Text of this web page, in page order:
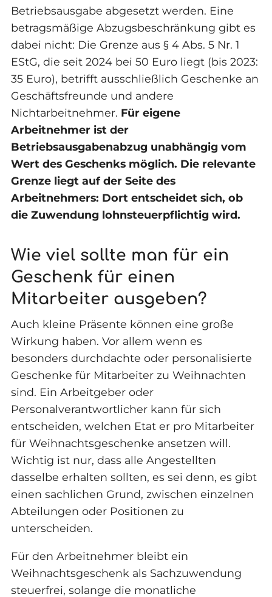
Betriebsausgabe abgesetzt werden. Eine
betragsmäßige Abzugsbeschränkung gibt es
dabei nicht: Die Grenze aus § 4 Abs. 5 Nr. 1
EStG, die seit 2024 bei 50 Euro liegt (bis 2023:
35 Euro), betrifft ausschließlich Geschenke an
Geschäftsfreunde und andere
Nichtarbeitnehmer. Für eigene
Arbeitnehmer ist der
Betriebsausgabenabzug unabhängig vom
Wert des Geschenks möglich. Die relevante
Grenze liegt auf der Seite des
Arbeitnehmers: Dort entscheidet sich, ob
die Zuwendung lohnsteuerpflichtig wird.
Wie viel sollte man für ein
Geschenk für einen
Mitarbeiter ausgeben?
Auch kleine Präsente können eine große
Wirkung haben. Vor allem wenn es
besonders durchdachte oder personalisierte
Geschenke für Mitarbeiter zu Weihnachten
sind. Ein Arbeitgeber oder
Personalverantwortlicher kann für sich
entscheiden, welchen Etat er pro Mitarbeiter
für Weihnachtsgeschenke ansetzen will.
Wichtig ist nur, dass alle Angestellten
dasselbe erhalten sollten, es sei denn, es gibt
einen sachlichen Grund, zwischen einzelnen
Abteilungen oder Positionen zu
unterscheiden.
Für den Arbeitnehmer bleibt ein
Weihnachtsgeschenk als Sachzuwendung
steuerfrei, solange die monatliche